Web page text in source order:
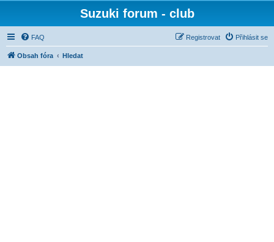
Suzuki forum - club
FAQ Přihlásit se
Registrovat
Obsah fóra Hledat